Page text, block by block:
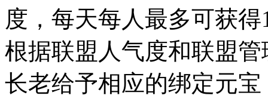
度，每天每人最多可获
根据联盟人气度和联盟
长老给予相应的绑定元